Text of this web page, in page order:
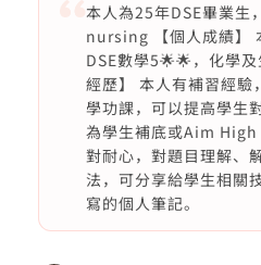
本人為25年DSE畢業生
nursing 【個人成績】
DSE數學5🌟🌟，化學
經歷】 本人有補習經驗
學功課，可以提高學生
為學生補底或Aim High
對耐心，對題目理解、
法，可分享給學生相關
寫的個人筆記。